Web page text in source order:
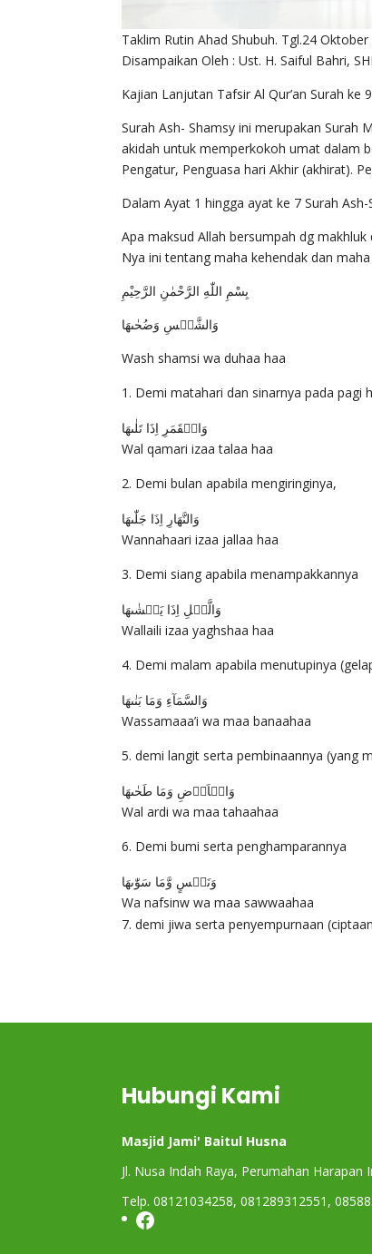
Taklim Rutin Ahad Shubuh. Tgl.24 Oktober
Disampaikan Oleh : Ust. H. Saiful Bahri, SHI
Kajian Lanjutan Tafsir Al Qur’an Surah ke
Surah Ash- Shamsy ini merupakan Surah
akidah untuk memperkokoh umat dalam
Pengatur, Penguasa hari Akhir (akhirat).
Dalam Ayat 1 hingga ayat ke 7 Surah
Apa maksud Allah bersumpah dg
Nya ini tentang maha kehendak dan maha
بِسْمِ اللّٰهِ الرَّحْمٰنِ الرَّحِيْمِ
وَالشَّمۡسِ وَضُحٰٮهَا
Wash shamsi wa duhaa haa
Demi matahari dan sinarnya pada pagi
وَالۡقَمَرِ اِذَا تَلٰٮهَا
Wal qamari izaa talaa haa
Demi bulan apabila mengiringinya,
وَالنَّهَارِ اِذَا جَلّٰٮهَا
Wannahaari izaa jallaa haa
Demi siang apabila menampakkannya
وَالَّيۡلِ اِذَا يَغۡشٰٮهَا
Wallaili izaa yaghshaa haa
Demi malam apabila menutupinya
وَالسَّمَآءِ وَمَا بَنٰٮهَا
Wassamaaa’i wa maa banaahaa
demi langit serta pembinaannya (yang
وَالۡاَرۡضِ وَمَا طَحٰٮهَا
Wal ardi wa maa tahaahaa
Demi bumi serta penghamparannya
وَنَفۡسٍ وَّمَا سَوّٰٮهَا
Wa nafsinw wa maa sawwaahaa
demi jiwa serta penyempurnaan
Hubungi Kami
Masjid Jami' Baitul Husna
Jl. Nusa Indah Raya, Perumahan Harapan
Telp. 08121034258, 081289312551,
Facebook